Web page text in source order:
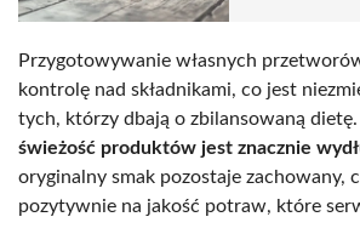
Przygotowywanie własnych
kontrolę nad składnikami, co jest
tych, którzy dbają o zbilansowaną
świeżość produktów jest znacznie
oryginalny smak pozostaje zachowany,
pozytywnie na jakość potraw, które